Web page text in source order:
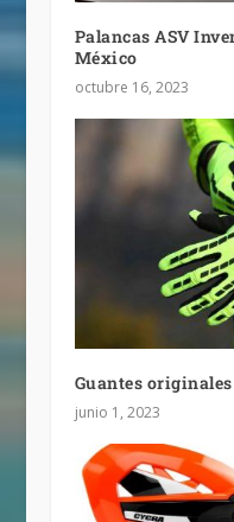
Palancas ASV
México
octubre 16, 2023
Guantes
junio 1, 2023